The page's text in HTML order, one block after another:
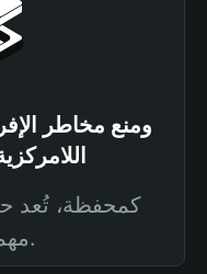
ومنع مخاطر
كمحفظة، تُعد
مهمتنا الأساسية.